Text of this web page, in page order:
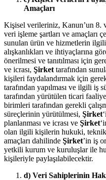
Amaçları
Kişisel verileriniz, Kanun’un 8.
veri işleme şartları ve amaçları
sunulan ürün ve hizmetlerin
alışkanlıkları ve ihtiyaçlarına
önerilmesi ve tanıtılması için
ve icrası, Şirket tarafından
kişileri faydalandırmak için
tarafından yapılması ve ilgili iş
tarafından yürütülen ticari
birimleri tarafından gerekli
süreçlerinin yürütülmesi, Şirket
planlanması ve icrası ve Şirket
olan ilgili kişilerin hukuki,
amaçları dahilinde Şirket’in iş
yetkili kurum ve kuruluşlar ile
kişileriyle paylaşılabilecektir.
d) Veri Sahiplerinin